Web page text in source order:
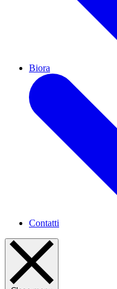
Biora
Contatti